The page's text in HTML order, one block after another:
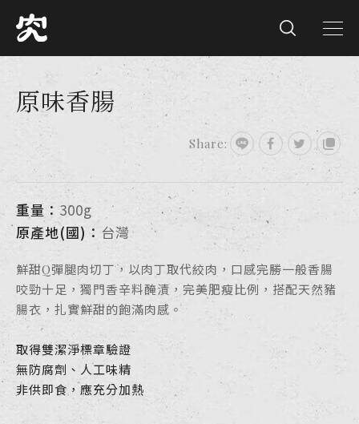
原味香腸
Share:
重量： 300g
原產地(國)： 台灣
鮮甜Q彈腿肉切丁，以肉丁取代絞肉，口感完勝一般香腸
咬勁十足，獨門香辛料醃漬，完美肥瘦比例，搭配天然豬
腸衣，扎實鮮甜的飽滿肉感。
取得雙潔淨標章驗證
無防腐劑、人工味精
非供即食，應充分加熱